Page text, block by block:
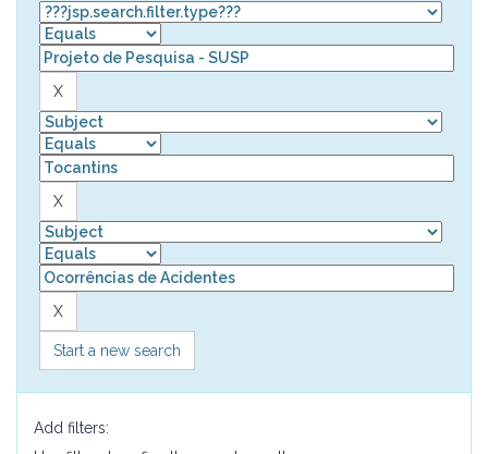
Start a new search
Add filters: